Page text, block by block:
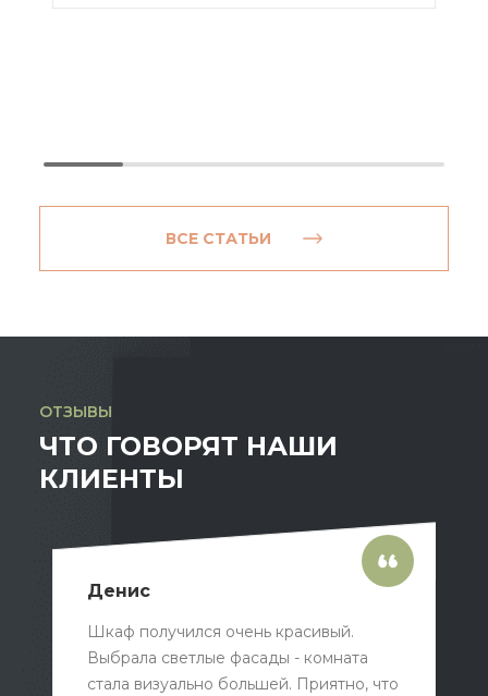
ВСЕ СТАТЬИ
ОТЗЫВЫ
ЧТО ГОВОРЯТ НАШИ
КЛИЕНТЫ
Денис
Шкаф получился очень красивый.
Выбрала светлые фасады - комната
стала визуально большей. Приятно, что